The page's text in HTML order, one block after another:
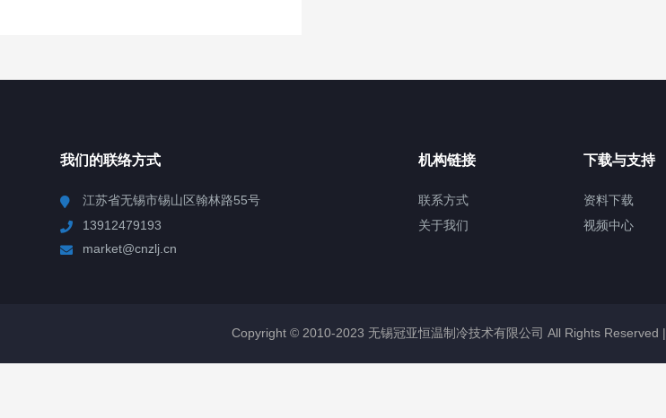
我们的联络方式
江苏省无锡市锡山区翰林路55号
13912479193
market@cnzlj.cn
机构链接
联系方式
关于我们
下载与支持
资料下载
视频中心
Copyright © 2010-2023 无锡冠亚恒温制冷技术有限公司 All Rights Reserved |